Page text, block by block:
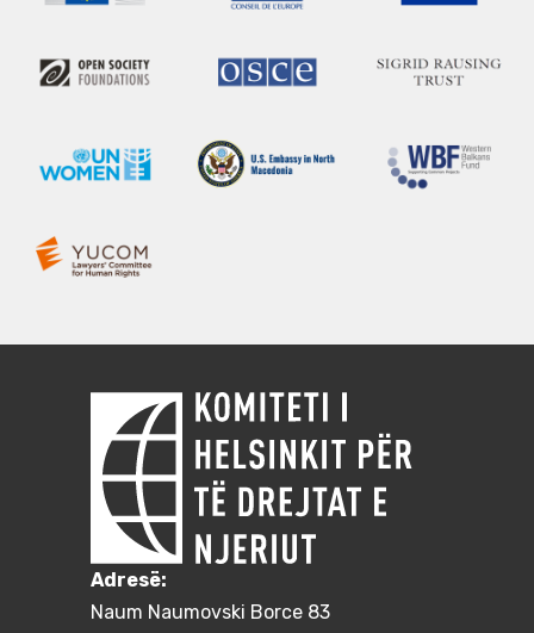
Adresë:
Naum Naumovski Borce 83